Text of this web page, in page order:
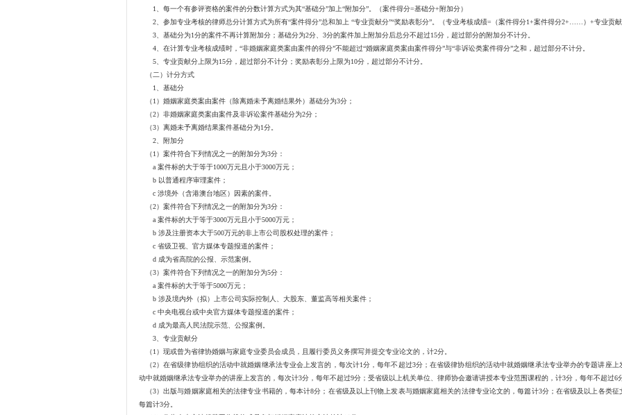
1、每一个有参评资格的案件的分数计算方式为其“基础分”加上“附加分”。（案件得分=基础分+附加分）
2、参加专业考核的律师总分计算方式为所有“案件得分”总和加上 “专业贡献分”“奖励表彰分”。（专业考核成绩=（案件得分1+案件得分2+……）+专业贡献
3、基础分为1分的案件不再计算附加分；基础分为2分、3分的案件加上附加分后总分不超过15分，超过部分的附加分不计分。
4、在计算专业考核成绩时，“非婚姻家庭类案由案件的得分”不能超过“婚姻家庭类案由案件得分”与“非诉讼类案件得分”之和，超过部分不计分。
5、专业贡献分上限为15分，超过部分不计分；奖励表彰分上限为10分，超过部分不计分。
（二）计分方式
1、基础分
（1）婚姻家庭类案由案件（除离婚未予离婚结果外）基础分为3分；
（2）非婚姻家庭类案由案件及非诉讼案件基础分为2分；
（3）离婚未予离婚结果案件基础分为1分。
2、附加分
（1）案件符合下列情况之一的附加分为3分：
a 案件标的大于等于1000万元且小于3000万元；
b 以普通程序审理案件；
c 涉境外（含港澳台地区）因素的案件。
（2）案件符合下列情况之一的附加分为3分：
a 案件标的大于等于3000万元且小于5000万元；
b 涉及注册资本大于500万元的非上市公司股权处理的案件；
c 省级卫视、官方媒体专题报道的案件；
d 成为省高院的公报、示范案例。
（3）案件符合下列情况之一的附加分为5分：
a 案件标的大于等于5000万元；
b 涉及境内外（拟）上市公司实际控制人、大股东、董监高等相关案件；
c 中央电视台或中央官方媒体专题报道的案件；
d 成为最高人民法院示范、公报案例。
3、专业贡献分
（1）现或曾为省律协婚姻与家庭专业委员会成员，且履行委员义务撰写并提交专业论文的，计2分。
（2）在省级律协组织的活动中就婚姻继承法专业会上发言的，每次计1分，每年不超过3分；在省级律协组织的活动中就婚姻继承法专业举办的专题讲座
动中就婚姻继承法专业举办的讲座上发言的，每次计3分，每年不超过9分；受省级以上机关单位、律师协会邀请讲授本专业范围课程的，计3分，每年不超过6分
（3）出版与婚姻家庭相关的法律专业书籍的，每本计8分；在省级及以上刊物上发表与婚姻家庭相关的法律专业论文的，每篇计3分；在省级及以上各类征
每篇计3分。